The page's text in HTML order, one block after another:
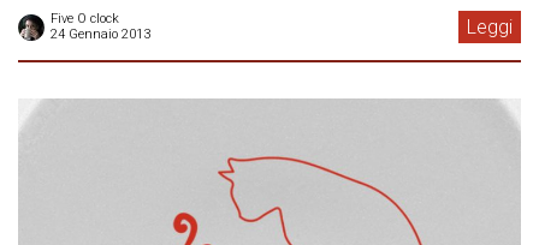
Five O clock
24 Gennaio 2013
Leggi